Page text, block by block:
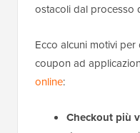
ostacoli dal processo
Ecco alcuni motivi
coupon ad
online:
Checkout più